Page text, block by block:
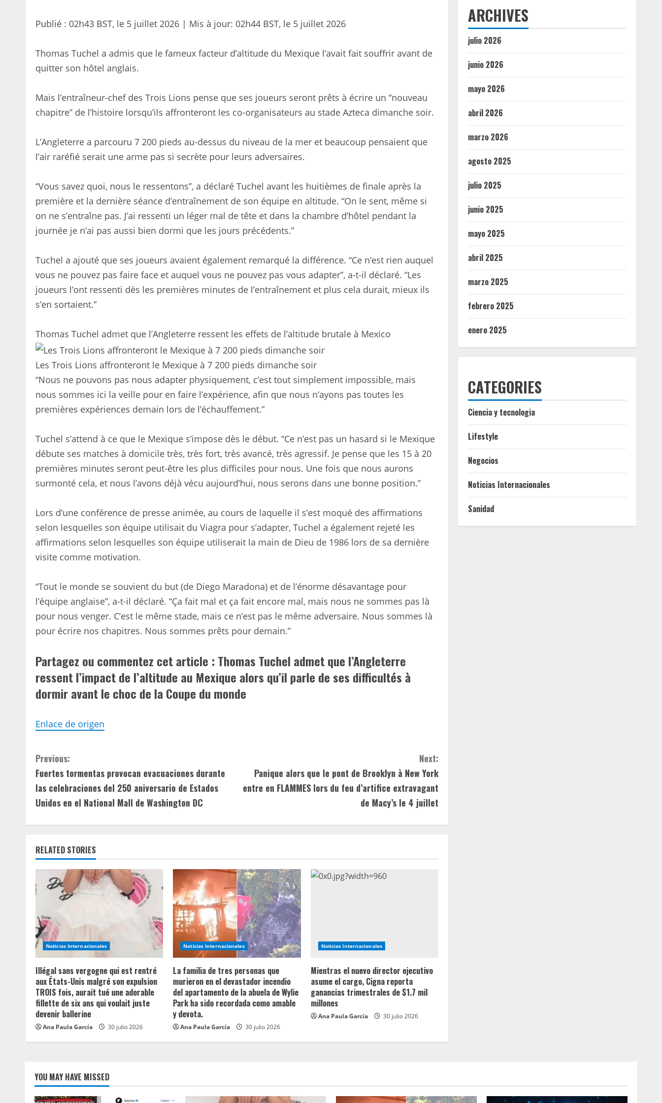
Publié : 02h43 BST, le 5 juillet 2026 | Mis à jour: 02h44 BST, le 5 juillet 2026
Thomas Tuchel a admis que le fameux facteur d’altitude du Mexique l’avait fait souffrir avant de
quitter son hôtel anglais.
Mais l’entraîneur-chef des Trois Lions pense que ses joueurs seront prêts à écrire un “nouveau
chapitre” de l’histoire lorsqu’ils affronteront les co-organisateurs au stade Azteca dimanche soir.
L’Angleterre a parcouru 7 200 pieds au-dessus du niveau de la mer et beaucoup pensaient que
l’air raréfié serait une arme pas si secrète pour leurs adversaires.
“Vous savez quoi, nous le ressentons”, a déclaré Tuchel avant les huitièmes de finale après la
première et la dernière séance d’entraînement de son équipe en altitude. “On le sent, même si
on ne s’entraîne pas. J’ai ressenti un léger mal de tête et dans la chambre d’hôtel pendant la
journée je n’ai pas aussi bien dormi que les jours précédents.”
Tuchel a ajouté que ses joueurs avaient également remarqué la différence. “Ce n’est rien auquel
vous ne pouvez pas faire face et auquel vous ne pouvez pas vous adapter”, a-t-il déclaré. “Les
joueurs l’ont ressenti dès les premières minutes de l’entraînement et plus cela durait, mieux ils
s’en sortaient.”
Thomas Tuchel admet que l’Angleterre ressent les effets de l’altitude brutale à Mexico
Les Trois Lions affronteront le Mexique à 7 200 pieds dimanche soir
“Nous ne pouvons pas nous adapter physiquement, c’est tout simplement impossible, mais
nous sommes ici la veille pour en faire l’expérience, afin que nous n’ayons pas toutes les
premières expériences demain lors de l’échauffement.”
Tuchel s’attend à ce que le Mexique s’impose dès le début. “Ce n’est pas un hasard si le Mexique
débute ses matches à domicile très, très fort, très avancé, très agressif. Je pense que les 15 à 20
premières minutes seront peut-être les plus difficiles pour nous. Une fois que nous aurons
surmonté cela, et nous l’avons déjà vécu aujourd’hui, nous serons dans une bonne position.”
Lors d’une conférence de presse animée, au cours de laquelle il s’est moqué des affirmations
selon lesquelles son équipe utilisait du Viagra pour s’adapter, Tuchel a également rejeté les
affirmations selon lesquelles son équipe utiliserait la main de Dieu de 1986 lors de sa dernière
visite comme motivation.
“Tout le monde se souvient du but (de Diego Maradona) et de l’énorme désavantage pour
l’équipe anglaise”, a-t-il déclaré. “Ça fait mal et ça fait encore mal, mais nous ne sommes pas là
pour nous venger. C’est le même stade, mais ce n’est pas le même adversaire. Nous sommes là
pour écrire nos chapitres. Nous sommes prêts pour demain.”
Partagez ou commentez cet article : Thomas Tuchel admet que l’Angleterre
ressent l’impact de l’altitude au Mexique alors qu’il parle de ses difficultés à
dormir avant le choc de la Coupe du monde
Enlace de origen
C
o
n
t
i
n
u
R
e
a
d
i
n
Previous:
Fuertes tormentas provocan evacuaciones durante
las celebraciones del 250 aniversario de Estados
Unidos en el National Mall de Washington DC
Next:
Panique alors que le pont de Brooklyn à New York
entre en FLAMMES lors du feu d’artifice extravagant
de Macy’s le 4 juillet
RELATED STORIES
Noticias Internacionales
Illégal sans vergogne qui est rentré
aux États-Unis malgré son expulsion
TROIS fois, aurait tué une adorable
fillette de six ans qui voulait juste
devenir ballerine
Ana Paula García 30 julio 2026
Noticias Internacionales
La familia de tres personas que
murieron en el devastador incendio
del apartamento de la abuela de Wylie
Park ha sido recordada como amable
y devota.
Ana Paula García 30 julio 2026
Noticias Internacionales
Mientras el nuevo director ejecutivo
asume el cargo, Cigna reporta
ganancias trimestrales de $1.7 mil
millones
Ana Paula García 30 julio 2026
ARCHIVES
julio 2026
junio 2026
mayo 2026
abril 2026
marzo 2026
agosto 2025
julio 2025
junio 2025
mayo 2025
abril 2025
marzo 2025
febrero 2025
enero 2025
CATEGORIES
Ciencia y tecnologia
Lifestyle
Negocios
Noticias Internacionales
Sanidad
YOU MAY HAVE MISSED